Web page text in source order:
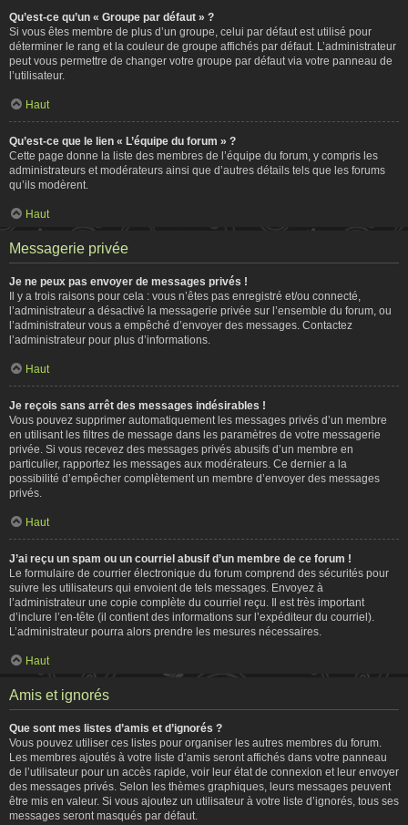
Qu’est-ce qu’un « Groupe par défaut » ?
Si vous êtes membre de plus d’un groupe, celui par défaut est utilisé pour
déterminer le rang et la couleur de groupe affichés par défaut. L’administrateur
peut vous permettre de changer votre groupe par défaut via votre panneau de
l’utilisateur.
Haut
Qu’est-ce que le lien « L’équipe du forum » ?
Cette page donne la liste des membres de l’équipe du forum, y compris les
administrateurs et modérateurs ainsi que d’autres détails tels que les forums
qu’ils modèrent.
Haut
Messagerie privée
Je ne peux pas envoyer de messages privés !
Il y a trois raisons pour cela : vous n’êtes pas enregistré et/ou connecté,
l’administrateur a désactivé la messagerie privée sur l’ensemble du forum, ou
l’administrateur vous a empêché d’envoyer des messages. Contactez
l’administrateur pour plus d’informations.
Haut
Je reçois sans arrêt des messages indésirables !
Vous pouvez supprimer automatiquement les messages privés d’un membre
en utilisant les filtres de message dans les paramètres de votre messagerie
privée. Si vous recevez des messages privés abusifs d’un membre en
particulier, rapportez les messages aux modérateurs. Ce dernier a la
possibilité d’empêcher complètement un membre d’envoyer des messages
privés.
Haut
J’ai reçu un spam ou un courriel abusif d’un membre de ce forum !
Le formulaire de courrier électronique du forum comprend des sécurités pour
suivre les utilisateurs qui envoient de tels messages. Envoyez à
l’administrateur une copie complète du courriel reçu. Il est très important
d’inclure l’en-tête (il contient des informations sur l’expéditeur du courriel).
L’administrateur pourra alors prendre les mesures nécessaires.
Haut
Amis et ignorés
Que sont mes listes d’amis et d’ignorés ?
Vous pouvez utiliser ces listes pour organiser les autres membres du forum.
Les membres ajoutés à votre liste d’amis seront affichés dans votre panneau
de l’utilisateur pour un accès rapide, voir leur état de connexion et leur envoyer
des messages privés. Selon les thèmes graphiques, leurs messages peuvent
être mis en valeur. Si vous ajoutez un utilisateur à votre liste d’ignorés, tous ses
messages seront masqués par défaut.